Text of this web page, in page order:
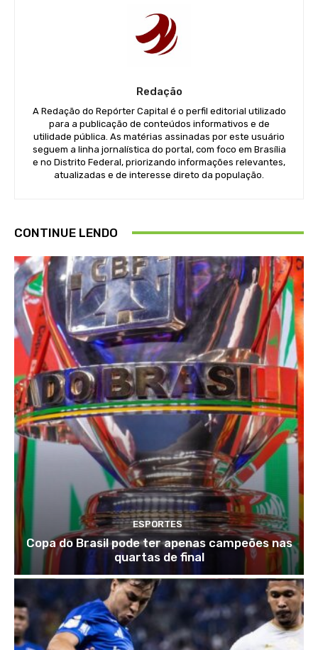
Redação
A Redação do Repórter Capital é o perfil editorial utilizado
para a publicação de conteúdos informativos e de
utilidade pública. As matérias assinadas por este usuário
seguem a linha jornalística do portal, com foco em Brasília
e no Distrito Federal, priorizando informações relevantes,
atualizadas e de interesse direto da população.
CONTINUE LENDO
ESPORTES
Copa do Brasil pode ter apenas campeões nas
quartas de final